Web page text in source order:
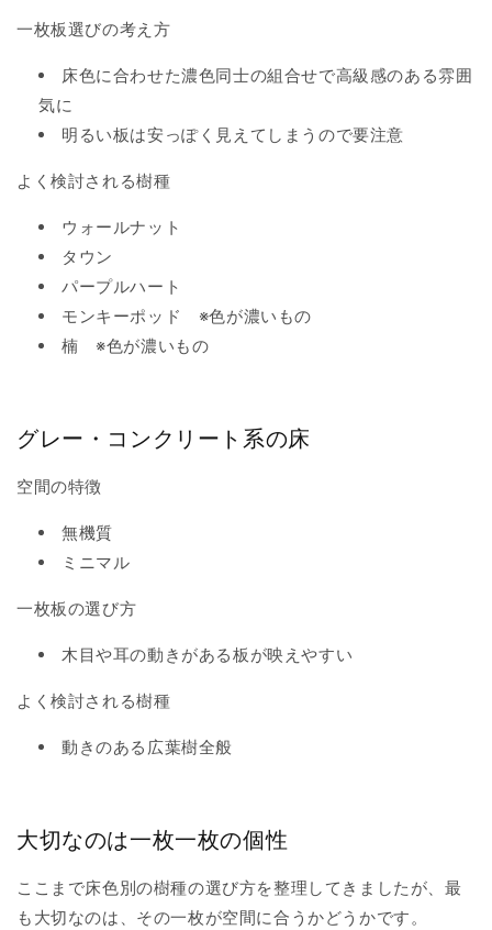
一枚板選びの考え方
床色に合わせた濃色同士の組合せで高級感のある雰囲
気に
明るい板は安っぽく見えてしまうので要注意
よく検討される樹種
ウォールナット
タウン
パープルハート
モンキーポッド ※色が濃いもの
楠 ※色が濃いもの
グレー・コンクリート系の床
空間の特徴
無機質
ミニマル
一枚板の選び方
木目や耳の動きがある板が映えやすい
よく検討される樹種
動きのある広葉樹全般
大切なのは一枚一枚の個性
ここまで床色別の樹種の選び方を整理してきましたが、最
も大切なのは、その一枚が空間に合うかどうかです。